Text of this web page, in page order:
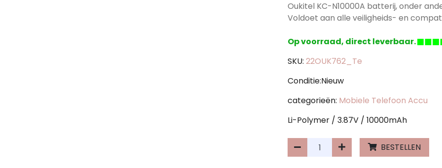
Oukitel KC-N10000A batterij, onder
Voldoet aan alle veiligheids- en
Op voorraad, direct leverbaar.
SKU: 22OUK762_Te
Conditie:Nieuw
categorieën: Mobiele Telefoon Accu
Li-Polymer / 3.87V / 10000mAh
BESTELLEN